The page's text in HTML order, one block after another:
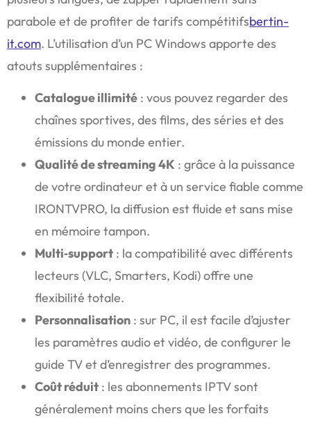
parabole et de profiter de tarifs compétitifsbertin-
it.com. L’utilisation d’un PC Windows apporte des
atouts supplémentaires :
Catalogue illimité : vous pouvez regarder des
chaînes sportives, des films, des séries et des
émissions du monde entier.
Qualité de streaming 4K : grâce à la puissance
de votre ordinateur et à un service fiable comme
IRONTVPRO, la diffusion est fluide et sans mise
en mémoire tampon.
Multi‑support : la compatibilité avec différents
lecteurs (VLC, Smarters, Kodi) offre une
flexibilité totale.
Personnalisation : sur PC, il est facile d’ajuster
les paramètres audio et vidéo, de configurer le
guide TV et d’enregistrer des programmes.
Coût réduit : les abonnements IPTV sont
généralement moins chers que les forfaits